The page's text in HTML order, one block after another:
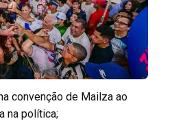
convenção de Mailza ao
na política;